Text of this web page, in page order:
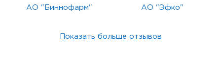
АО "Биннофарм" АО "Эфко"
Показать больше отзывов